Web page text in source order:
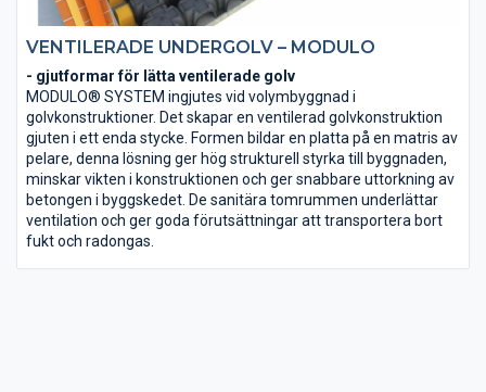
VENTILERADE UNDERGOLV – MODULO
- gjutformar för lätta ventilerade golv
MODULO® SYSTEM ingjutes vid volymbyggnad i
golvkonstruktioner. Det skapar en ventilerad golvkonstruktion
gjuten i ett enda stycke. Formen bildar en platta på en matris av
pelare, denna lösning ger hög strukturell styrka till byggnaden,
minskar vikten i konstruktionen och ger snabbare uttorkning av
betongen i byggskedet. De sanitära tomrummen underlättar
ventilation och ger goda förutsättningar att transportera bort
fukt och radongas.